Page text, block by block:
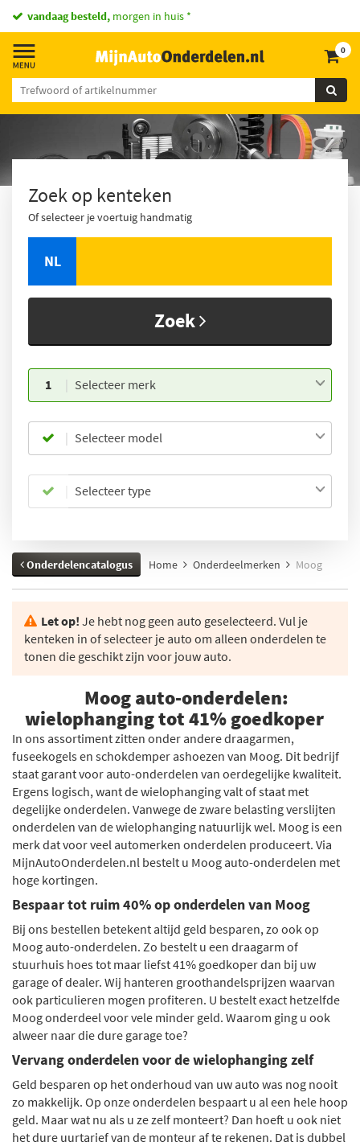
vandaag besteld, morgen in huis *
0
Zoek op kenteken
Of selecteer je voertuig handmatig
NL
Zoek
1 Selecteer merk
Selecteer model
Selecteer type
Onderdelencatalogus Home Onderdeelmerken Moog
Let op! Je hebt nog geen auto geselecteerd. Vul je
kenteken in of selecteer je auto om alleen onderdelen te
tonen die geschikt zijn voor jouw auto.
Moog auto-onderdelen:
wielophanging tot 41% goedkoper
In ons assortiment zitten onder andere draagarmen,
fuseekogels en schokdemper ashoezen van Moog. Dit bedrijf
staat garant voor auto-onderdelen van oerdegelijke kwaliteit.
Ergens logisch, want de wielophanging valt of staat met
degelijke onderdelen. Vanwege de zware belasting verslijten
onderdelen van de wielophanging natuurlijk wel. Moog is een
merk dat voor veel automerken onderdelen produceert. Via
MijnAutoOnderdelen.nl bestelt u Moog auto-onderdelen met
hoge kortingen.
Bespaar tot ruim 40% op onderdelen van Moog
Bij ons bestellen betekent altijd geld besparen, zo ook op
Moog auto-onderdelen. Zo bestelt u een draagarm of
stuurhuis hoes tot maar liefst 41% goedkoper dan bij uw
garage of dealer. Wij hanteren groothandelsprijzen waarvan
ook particulieren mogen profiteren. U bestelt exact hetzelfde
Moog onderdeel voor vele minder geld. Waarom ging u ook
alweer naar die dure garage toe?
Vervang onderdelen voor de wielophanging zelf
Geld besparen op het onderhoud van uw auto was nog nooit
zo makkelijk. Op onze onderdelen bespaart u al een hele hoop
geld. Maar wat nu als u ze zelf monteert? Dan hoeft u ook niet
het dure uurtarief van de monteur af te rekenen. Dat is dubbel